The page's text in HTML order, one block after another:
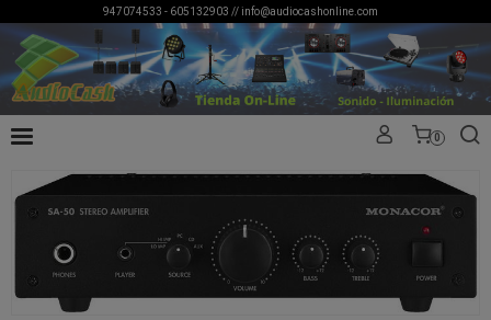
947074533 - 605132903 // info@audiocashonline.com
0